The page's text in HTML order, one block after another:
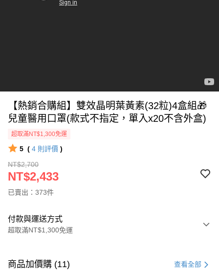
【熱銷合購組】雙效晶明葉黃素(32粒)4盒組🎁
兒童醫用口罩(款式不指定，單入x20不含外盒)
超取滿NT$1,300免運
5 ( 4 則評價 )
NT$2,700
NT$2,433
已賣出：373件
付款與運送方式
超取滿NT$1,300免運
信用卡一次付款
商品加價購 (11) 查看全部